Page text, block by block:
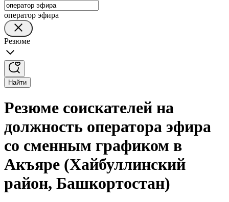
оператор эфира
Резюме
Найти
Резюме соискателей на
должность оператора эфира
со сменным графиком в
Акъяре (Хайбуллинский
район, Башкортостан)